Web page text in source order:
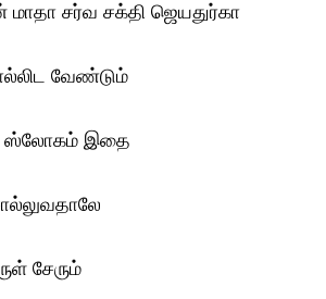
சர்வ சக்தி ஜெயதுர்கா
வேண்டும்
ஸ்லோகம் இதை
சேரும்